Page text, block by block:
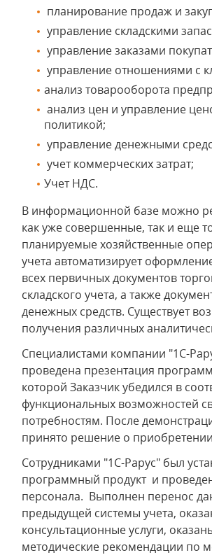
планирование продаж и
управление складскими
управление заказами
управление отношениями с
анализ товарооборота
анализ цен и управление
политикой;
управление денежными
учет коммерческих затрат;
Учет НДС.
В информационной базе можно
как уже совершенные, так и еще
планируемые хозяйственные
учета автоматизирует
всех первичных документов
складского учета, а также
денежных средств. Существует
получения различных
Специалистами компании "1С-
проведена презентация
которой Заказчик убедился в
функциональных возможностей
потребностям. После
принято решение о
Сотрудниками "1С-Рарус" был
программный продукт и
персонала. Выполнен перенос
предыдущей системы учета,
консультационные услуги,
методические рекомендации по